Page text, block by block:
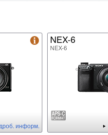
информ.
NEX-6
NEX-6